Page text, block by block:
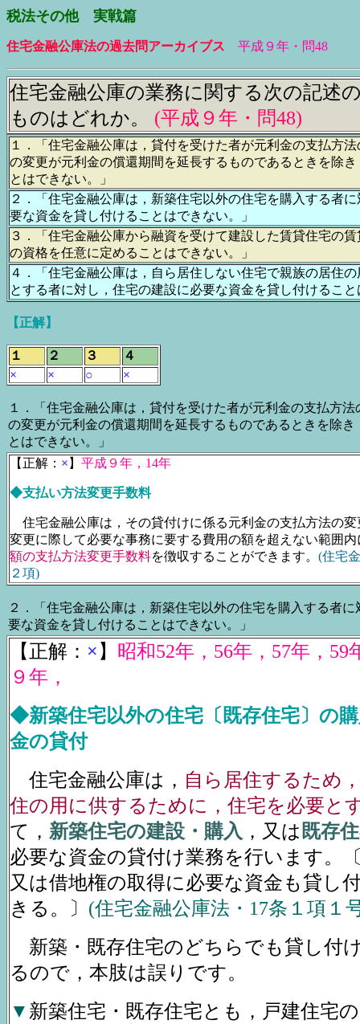
税法その他 実戦篇
住宅金融公庫法の過去問アーカイブス 平成９年・問48
住宅金融公庫の業務に関する次の記述
ものはどれか。 (平成９年・問48)
１．「住宅金融公庫は，貸付を受けた者が元利金の支払方
の変更が元利金の償還期間を延長するものであるときを除
とはできない。」
２．「住宅金融公庫は，新築住宅以外の住宅を購入する者
要な資金を貸し付けることはできない。」
３．「住宅金融公庫から融資を受けて建設した賃貸住宅の
の資格を任意に定めることはできない。」
４．「住宅金融公庫は，自ら居住しない住宅で親族の居住
とする者に対し，住宅の建設に必要な資金を貸し付けるこ
【正解】
１ ２ ３
４
×
× ○ ×
１．「住宅金融公庫は，貸付を受けた者が元利金の支払方
の変更が元利金の償還期間を延長するものであるときを除
とはできない。」
【正解： × 】 平成９年，14年
◆支払い方法変更手数料
住宅金融公庫は，その貸付けに係る元利金の支払方法の
変更に際して必要な事務に要する費用の額を超えない範囲内
額の支払方法変更手数料を徴収することができます。 (住宅
２項)
２．「住宅金融公庫は，新築住宅以外の住宅を購入する者
要な資金を貸し付けることはできない。」
【正解： × 】 昭和52年，56年，57年，59
９年，
◆新築住宅以外の住宅〔既存住宅〕の
金の貸付
住宅金融公庫は， 自ら居住するため
住の用に供するために，住宅を必要と
て， 新築住宅の建設・購入 ，又は 既存
必要な資金の貸付け業務を行います。
又は借地権の取得に必要な資金も貸し
きる。〕 (住宅金融公庫法・17条１項
新築・既存住宅のどちらでも貸し付
るので，本肢は誤りです。
▼ 新築住宅・既存住宅とも，戸建住宅